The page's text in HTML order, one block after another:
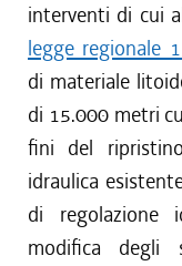
interventi di cui
legge regionale
di materiale
di 15.000 metri
fini del
idraulica
di regolazione
modifica degli